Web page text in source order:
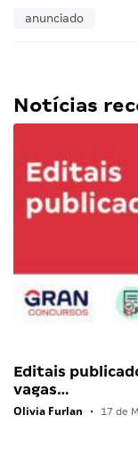
anunciado
Notícias
Editais
vagas…
Olivia Furlan • 17 de